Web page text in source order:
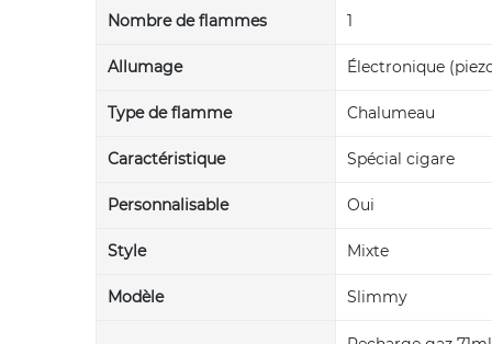
Nombre de flammes 1
Allumage Électronique
Type de flamme Chalumeau
Caractéristique Spécial cigare
Personnalisable Oui
Style Mixte
Modèle Slimmy